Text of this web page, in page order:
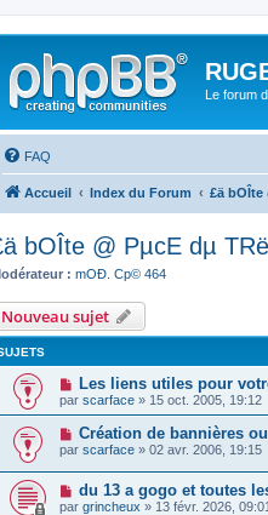
Le forum
FAQ
Accueil Index du Forum £ä bOÎte
bOÎte @ PµcE dµ
: mOÐ. Cp© 464
Nouveau sujet
Les liens utiles pour
par scarface » 15 oct. 2005, 19:12
Création de bannières
par scarface » 02 avr. 2006, 19:15
du 13 a gogo et toutes
par grincheux » 13 févr. 2026, 09:01